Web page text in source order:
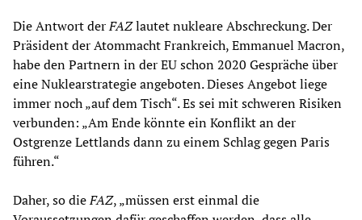
Die Antwort derFAZlautet nukleare Abschreckung. Der
Präsident der Atommacht Frankreich, Emmanuel Macron,
habe den Partnern in der EU schon 2020 Gespräche über
eine Nuklearstrategie angeboten. Dieses Angebot liege
immer noch „auf dem Tisch“. Es sei mit schweren Risiken
verbunden: „Am Ende könnte ein Konflikt an der
Ostgrenze Lettlands dann zu einem Schlag gegen Paris
führen.“
Daher, so dieFAZ, „müssen erst einmal die